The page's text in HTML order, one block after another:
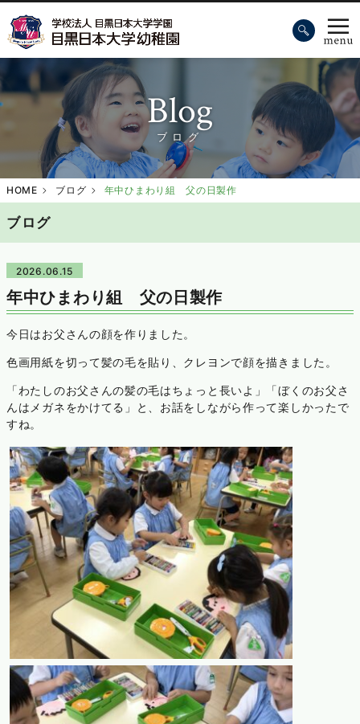
Blog
ブログ
HOME ブログ 年中ひまわり組 父の日製作
ブログ
2026.06.15
年中ひまわり組 父の日製作
今日はお父さんの顔を作りました。
色画用紙を切って髪の毛を貼り、クレヨンで顔を描きました。
「わたしのお父さんの髪の毛はちょっと長いよ」「ぼくのお父さ
んはメガネをかけてる」と、お話をしながら作って楽しかったで
すね。